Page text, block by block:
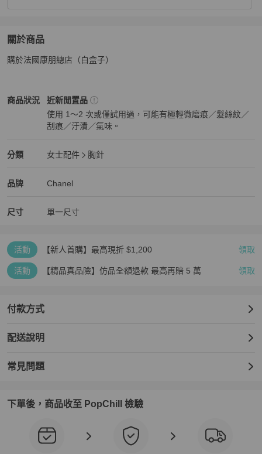
關於商品
關於CHANEL胸針商品詳情與購買須知
購於法國康朋總店（白盒子）
商品狀況
Chanel女士配件商品狀態與細節
近新閒置品
使用 1～2 次或僅試用過，可能有極輕微磨痕／髮絲紋／
刮痕／汙漬／氣味。
分類
Chanel 女士配件分類資訊
女士配件
胸針
品牌
Chanel 精品女士配件
Chanel
Chanel 推薦清單
尺寸 單一尺寸
活動 【新人首購】最高現折 $1,200 領取
活動 【精品真品險】仿品全額退款 最高再賠 5 萬 領取
付款方式
配送說明
常見問題
下單後，商品收至 PopChill 檢驗